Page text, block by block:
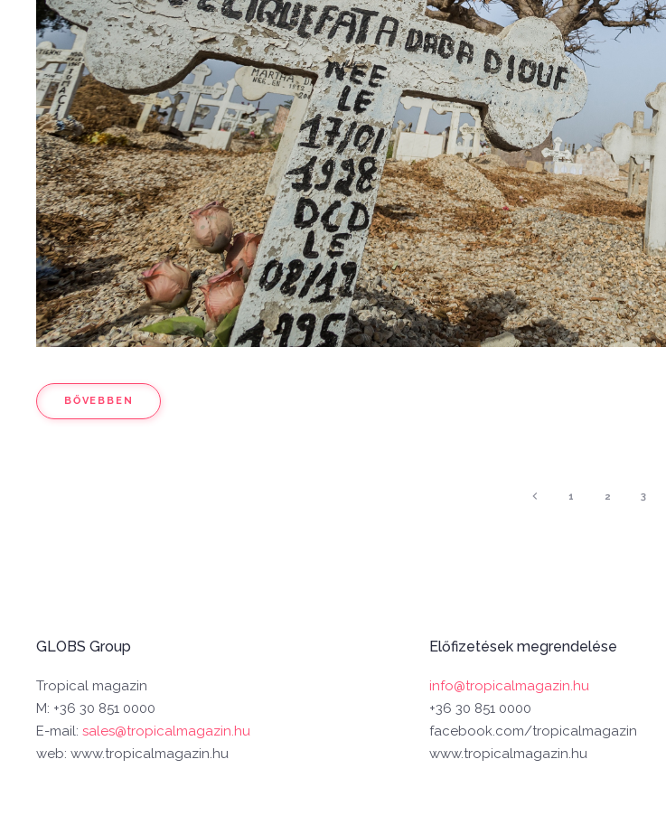
BŐVEBBEN
1 2 3
GLOBS Group
Tropical magazin
M: +36 30 851 0000
E-mail: sales@tropicalmagazin.hu
web: www.tropicalmagazin.hu
Előfizetések megrendelése
info@tropicalmagazin.hu
+36 30 851 0000
facebook.com/tropicalmagazin
www.tropicalmagazin.hu